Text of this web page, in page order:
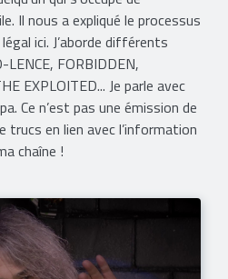
Il nous a expliqué le processus
ici. J’aborde différents
FORBIDDEN,
EXPLOITED... Je parle avec
Ce n’est pas une émission de
trucs en lien avec l’information
chaîne !